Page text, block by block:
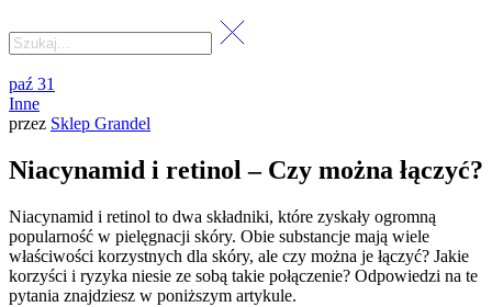
paź 31
Inne
przez Sklep Grandel
Niacynamid i retinol – Czy można łączyć?
Niacynamid i retinol to dwa składniki, które zyskały ogromną
popularność w pielęgnacji skóry. Obie substancje mają wiele
właściwości korzystnych dla skóry, ale czy można je łączyć? Jakie
korzyści i ryzyka niesie ze sobą takie połączenie? Odpowiedzi na te
pytania znajdziesz w poniższym artykule.